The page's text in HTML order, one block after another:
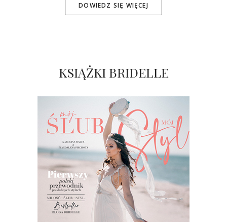
DOWIEDZ SIĘ WIĘCEJ
KSIĄŻKI BRIDELLE